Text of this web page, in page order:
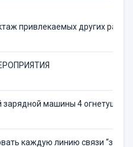
привлекаемых других
машины 4
каждую линию связи